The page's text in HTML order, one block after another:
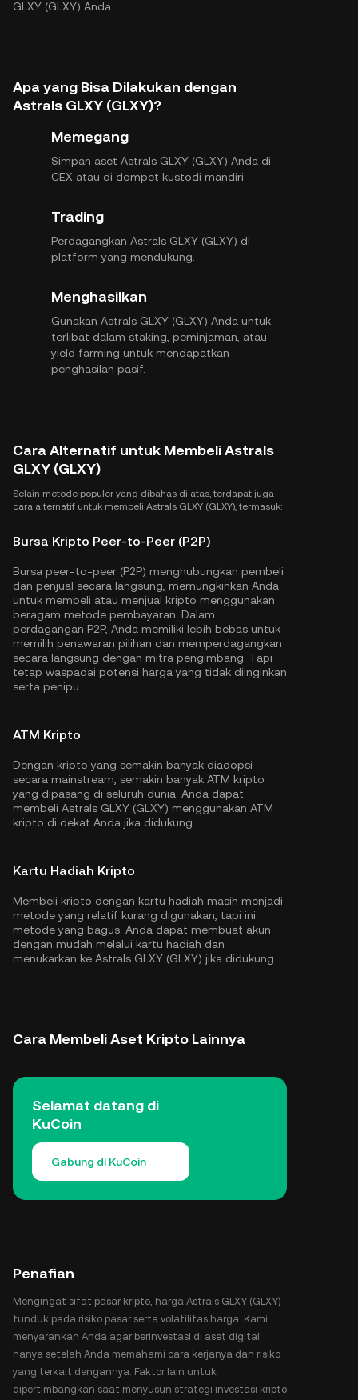
GLXY (GLXY) Anda.
Apa yang Bisa Dilakukan dengan
Astrals GLXY (GLXY)?
Memegang
Simpan aset Astrals GLXY (GLXY) Anda di
CEX atau di dompet kustodi mandiri.
Trading
Perdagangkan Astrals GLXY (GLXY) di
platform yang mendukung.
Menghasilkan
Gunakan Astrals GLXY (GLXY) Anda untuk
terlibat dalam staking, peminjaman, atau
yield farming untuk mendapatkan
penghasilan pasif.
Cara Alternatif untuk Membeli Astrals
GLXY (GLXY)
Selain metode populer yang dibahas di atas, terdapat juga
cara alternatif untuk membeli Astrals GLXY (GLXY), termasuk:
Bursa Kripto Peer-to-Peer (P2P)
Bursa peer-to-peer (P2P) menghubungkan pembeli
dan penjual secara langsung, memungkinkan Anda
untuk membeli atau menjual kripto menggunakan
beragam metode pembayaran. Dalam
perdagangan P2P, Anda memiliki lebih bebas untuk
memilih penawaran pilihan dan memperdagangkan
secara langsung dengan mitra pengimbang. Tapi
tetap waspadai potensi harga yang tidak diinginkan
serta penipu.
ATM Kripto
Dengan kripto yang semakin banyak diadopsi
secara mainstream, semakin banyak ATM kripto
yang dipasang di seluruh dunia. Anda dapat
membeli Astrals GLXY (GLXY) menggunakan ATM
kripto di dekat Anda jika didukung.
Kartu Hadiah Kripto
Membeli kripto dengan kartu hadiah masih menjadi
metode yang relatif kurang digunakan, tapi ini
metode yang bagus. Anda dapat membuat akun
dengan mudah melalui kartu hadiah dan
menukarkan ke Astrals GLXY (GLXY) jika didukung.
Cara Membeli Aset Kripto Lainnya
Selamat datang di
KuCoin
Gabung di KuCoin
Penafian
Mengingat sifat pasar kripto, harga Astrals GLXY (GLXY)
tunduk pada risiko pasar serta volatilitas harga. Kami
menyarankan Anda agar berinvestasi di aset digital
hanya setelah Anda memahami cara kerjanya dan risiko
yang terkait dengannya. Faktor lain untuk
dipertimbangkan saat menyusun strategi investasi kripto